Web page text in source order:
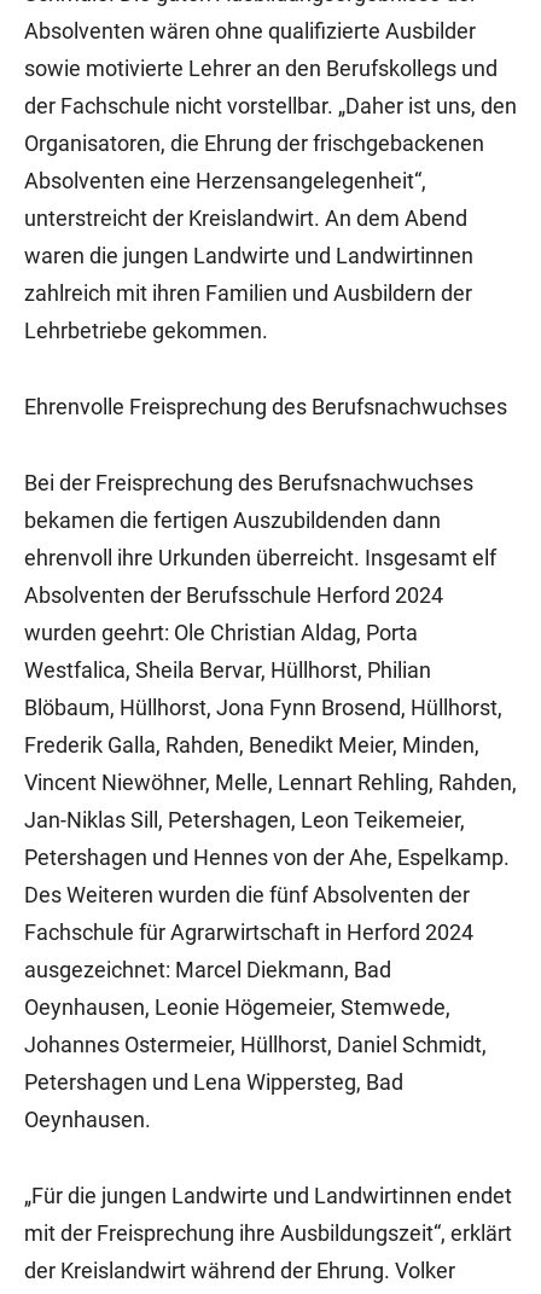
Absolventen wären ohne qualifizierte Ausbilder
sowie motivierte Lehrer an den Berufskollegs und
der Fachschule nicht vorstellbar. „Daher ist uns, den
Organisatoren, die Ehrung der frischgebackenen
Absolventen eine Herzensangelegenheit“,
unterstreicht der Kreislandwirt. An dem Abend
waren die jungen Landwirte und Landwirtinnen
zahlreich mit ihren Familien und Ausbildern der
Lehrbetriebe gekommen.
Ehrenvolle Freisprechung des Berufsnachwuchses
Bei der Freisprechung des Berufsnachwuchses
bekamen die fertigen Auszubildenden dann
ehrenvoll ihre Urkunden überreicht. Insgesamt elf
Absolventen der Berufsschule Herford 2024
wurden geehrt: Ole Christian Aldag, Porta
Westfalica, Sheila Bervar, Hüllhorst, Philian
Blöbaum, Hüllhorst, Jona Fynn Brosend, Hüllhorst,
Frederik Galla, Rahden, Benedikt Meier, Minden,
Vincent Niewöhner, Melle, Lennart Rehling, Rahden,
Jan-Niklas Sill, Petershagen, Leon Teikemeier,
Petershagen und Hennes von der Ahe, Espelkamp.
Des Weiteren wurden die fünf Absolventen der
Fachschule für Agrarwirtschaft in Herford 2024
ausgezeichnet: Marcel Diekmann, Bad
Oeynhausen, Leonie Högemeier, Stemwede,
Johannes Ostermeier, Hüllhorst, Daniel Schmidt,
Petershagen und Lena Wippersteg, Bad
Oeynhausen.
„Für die jungen Landwirte und Landwirtinnen endet
mit der Freisprechung ihre Ausbildungszeit“, erklärt
der Kreislandwirt während der Ehrung. Volker